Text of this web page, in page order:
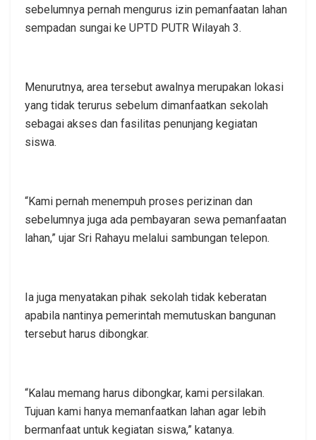
sebelumnya pernah mengurus izin pemanfaatan lahan
sempadan sungai ke UPTD PUTR Wilayah 3.
Menurutnya, area tersebut awalnya merupakan lokasi
yang tidak terurus sebelum dimanfaatkan sekolah
sebagai akses dan fasilitas penunjang kegiatan
siswa.
“Kami pernah menempuh proses perizinan dan
sebelumnya juga ada pembayaran sewa pemanfaatan
lahan,” ujar Sri Rahayu melalui sambungan telepon.
Ia juga menyatakan pihak sekolah tidak keberatan
apabila nantinya pemerintah memutuskan bangunan
tersebut harus dibongkar.
“Kalau memang harus dibongkar, kami persilakan.
Tujuan kami hanya memanfaatkan lahan agar lebih
bermanfaat untuk kegiatan siswa,” katanya.